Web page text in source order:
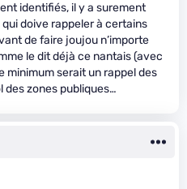
identifiés, il y a surement
doive rappeler à certains
de faire joujou n’importe
le dit déjà ce nantais (avec
minimum serait un rappel des
des zones publiques…